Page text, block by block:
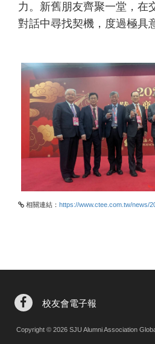
力。新舊朋友齊聚一堂，在
對話中尋找契機，度過極具
相關連結： https://www.ctee.com.tw/news/
校友會電子報
Copyright © 2026 SJU Alumni Association